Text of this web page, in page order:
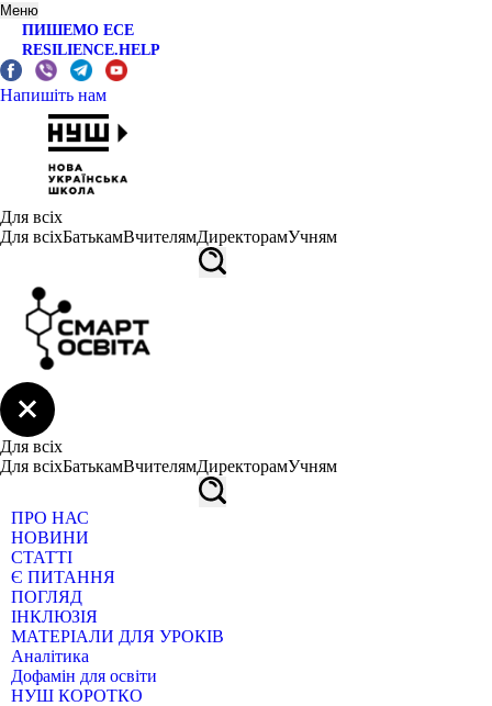
Меню
ПИШЕМО ЕСЕ
RESILIENCE.HELP
Напишіть нам
Для всіх
Для всіхБатькамВчителямДиректорамУчням
Для всіх
Для всіхБатькамВчителямДиректорамУчням
ПРО НАС
НОВИНИ
СТАТТІ
Є ПИТАННЯ
ПОГЛЯД
ІНКЛЮЗІЯ
МАТЕРІАЛИ ДЛЯ УРОКІВ
Аналітика
Дофамін для освіти
НУШ КОРОТКО